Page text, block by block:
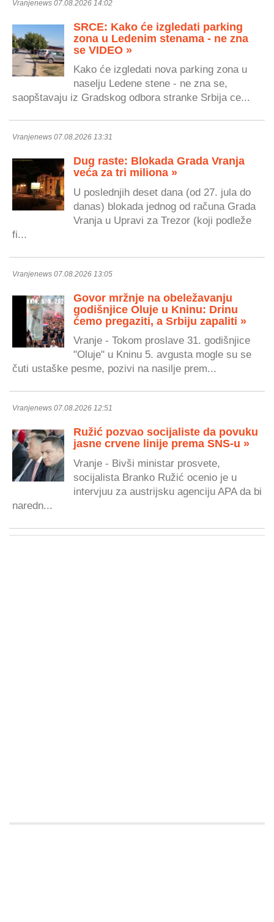
Vranjenews 07.08.2026 14:02
SRCE: Kako će izgledati parking
zona u Ledenim stenama - ne zna
se VIDEO »
Kako će izgledati nova parking zona u
naselju Ledene stene - ne zna se,
saopštavaju iz Gradskog odbora stranke Srbija ce...
Vranjenews 07.08.2026 13:31
Dug raste: Blokada Grada Vranja
veća za tri miliona »
U poslednjih deset dana (od 27. jula do
danas) blokada jednog od računa Grada
Vranja u Upravi za Trezor (koji podleže
fi...
Vranjenews 07.08.2026 13:05
Govor mržnje na obeležavanju
godišnjice Oluje u Kninu: Drinu
ćemo pregaziti, a Srbiju zapaliti »
Vranje - Tokom proslave 31. godišnjice
"Oluje" u Kninu 5. avgusta mogle su se
čuti ustaške pesme, pozivi na nasilje prem...
Vranjenews 07.08.2026 12:51
Ružić pozvao socijaliste da povuku
jasne crvene linije prema SNS-u »
Vranje - Bivši ministar prosvete,
socijalista Branko Ružić ocenio je u
intervjuu za austrijsku agenciju APA da bi
naredn...